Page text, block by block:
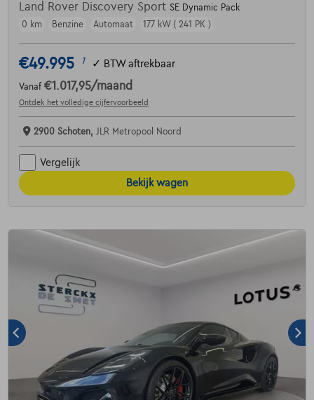
Land Rover Discovery Sport SE Dynamic Pack
0 km
Benzine Automaat 177 kW ( 241 PK )
€49.995 1 ✓ BTW aftrekbaar
Vanaf €1.017,95/maand
Ontdek het volledige cijfervoorbeeld
2900 Schoten, JLR Metropool Noord
Vergelijk
Bekijk wagen